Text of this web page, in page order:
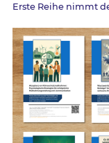
Erste Reihe nimmt